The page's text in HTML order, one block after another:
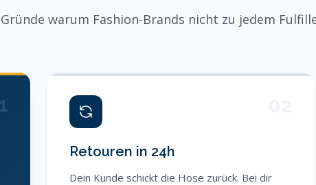
warum Fashion-Brands nicht zu jedem
Retouren in 24h
Dein Kunde schickt die Hose zurück. Bei dir